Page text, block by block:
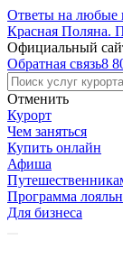
Ответы на любые
Красная Поляна.
Официальный
Обратная связь8
Отменить
Курорт
Чем заняться
Купить онлайн
Афиша
Программа
Для бизнеса